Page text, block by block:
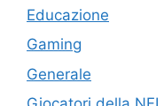
Educazione
Gaming
Generale